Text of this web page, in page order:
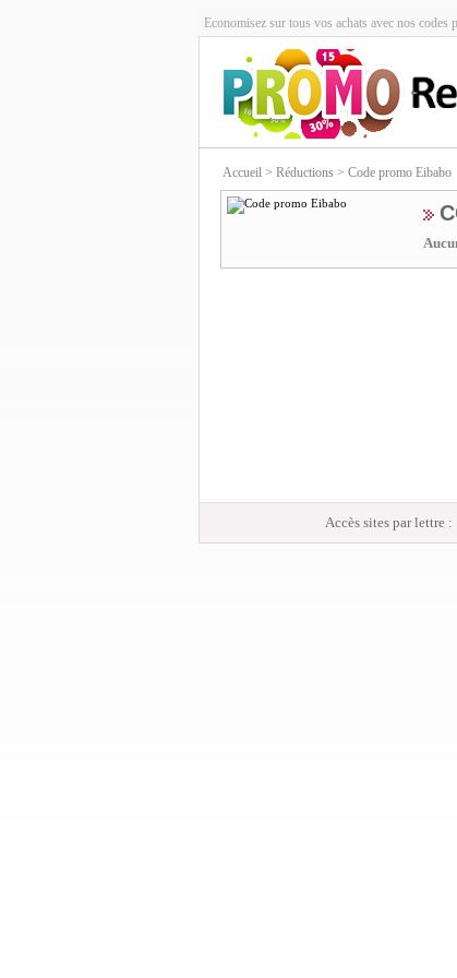
Economisez sur tous vos achats avec nos codes
Accueil > Réductions > Code promo Eibabo
Accès sites par lettre :